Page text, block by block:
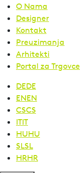
O Nama
Designer
Kontakt
Preuzimanja
Arhitekti
Portal za Trgovce
DEDE
ENEN
CSCS
ITIT
HUHU
SLSL
HRHR